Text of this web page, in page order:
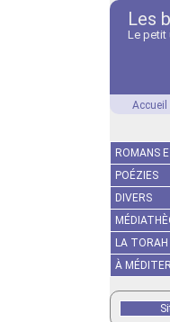
Les
Le petit
ROMANS
POÉZIES
DIVERS
LA TORAH
À MÉDITER